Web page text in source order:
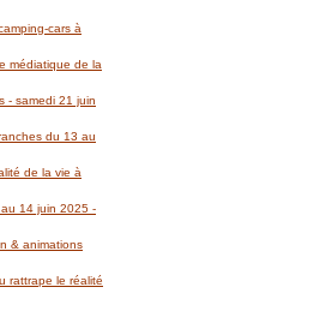
cars à
médiatique de la
- samedi 21 juin
du 13 au
de la vie à
14 juin 2025 -
& animations
rattrape le réalité